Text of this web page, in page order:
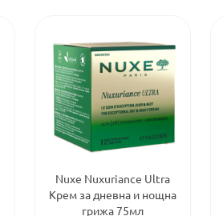
Nuxe Nuxuriance Ultra
Крем за дневна и нощна
грижа 75мл